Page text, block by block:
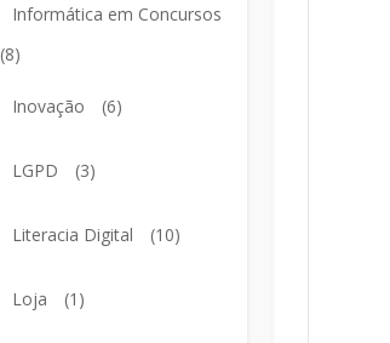
Informática em Concursos
(8)
Inovação (6)
LGPD (3)
Literacia Digital (10)
Loja (1)